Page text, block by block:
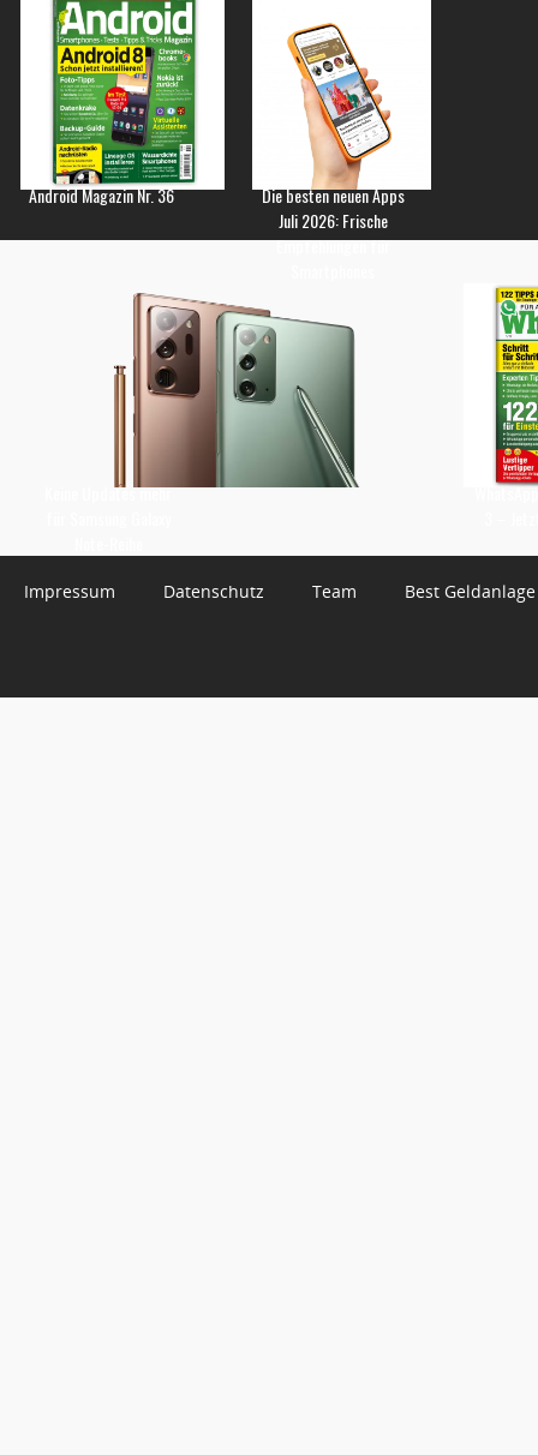
Android Magazin Nr. 36
Die besten neuen Apps
Juli 2026: Frische
Empfehlungen für
Keine Updates mehr
Impressum Datenschutz Team Best Geldanlage